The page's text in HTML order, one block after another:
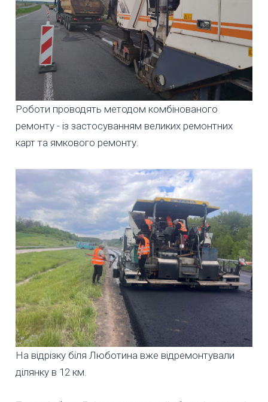
Роботи проводять методом комбінованого
ремонту - із застосуванням великих ремонтних
карт та ямкового ремонту.
На відрізку біля Люботина вже відремонтували
ділянку в 12 км.